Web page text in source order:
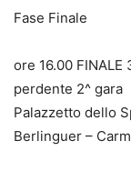
Fase Finale
ore 16.00 FINALE
perdente 2^ gara
Palazzetto dello
Berlinguer –